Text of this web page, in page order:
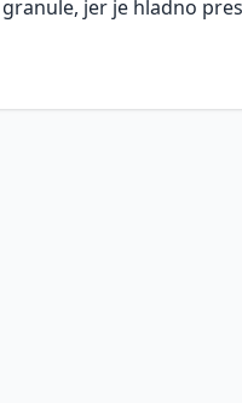
jer je hladno